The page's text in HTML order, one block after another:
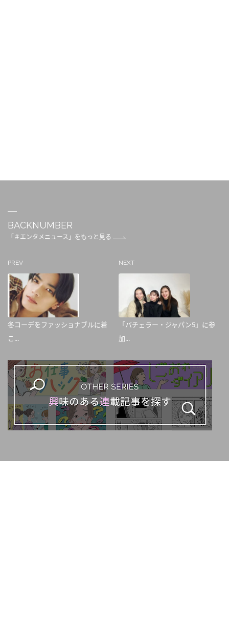
BACKNUMBER
「＃エンタメニュース」をもっと見る
PREV
冬コーデをファッショナブルに着
こ...
NEXT
「バチェラー・ジャパン5」に参
加...